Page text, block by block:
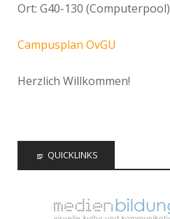
Ort: G40-130 (Computerpool)
Campusplan OvGU
Herzlich Willkommen!
QUICKLINKS